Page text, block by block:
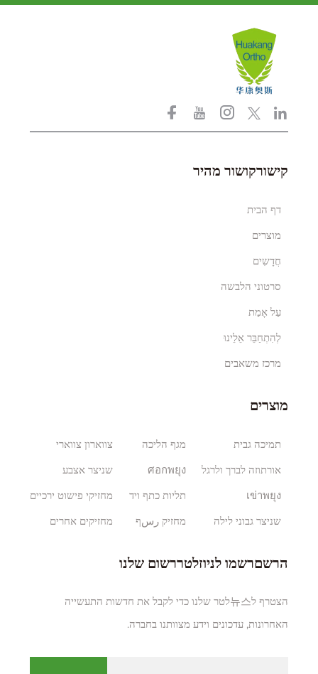
קישורקושור מהיר
דף הבית
מוצרים
חֲדָשִים
סרטוני הלבשה
עַל אָמַת
לְהִתְחַבֵּר אֵלֵינוּ
מרכז משאבים
מוצרים
תמיכה גבית
אורתוזה לברך ולרגל
เข่าพยุง
שניצר גבוני לילה
מגף הליכה
ศอกพยุง
תליות כתף ויד
מחזיק رسף
צווארון צווארי
שניצר אצבע
מחזיקי פישוט ירכיים
מחזיקים אחרים
הרשםרשמו לניוזלטררשום שלנו
הצטרף ל뉴스לטר שלנו כדי לקבל את חדשות התעשייה
האחרונות, עדכונים וידע מצוותנו בחברה.